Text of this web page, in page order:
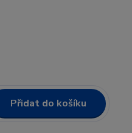
Přidat do košíku